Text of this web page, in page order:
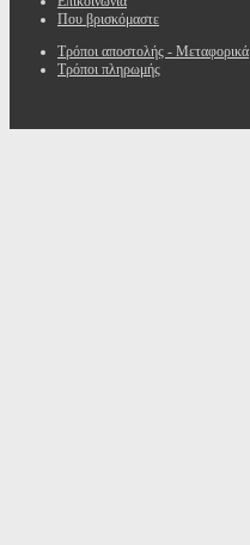
Που βρισκόμαστε
Τρόποι αποστολής - Μεταφορικά
Τρόποι πληρωμής